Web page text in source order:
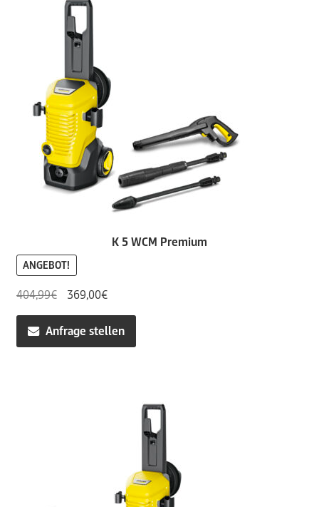
K 5 WCM Premium
ANGEBOT!
404,99€
Ursprünglicher
Preis
war:
404,99€
369,00€Aktueller
Preis
ist:
369,00€.
Anfrage stellen